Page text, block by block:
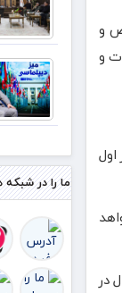
و
و
سرمایه ای سال ۱۴۰۳ انجام خواهد
از ۶ هزار و ۵۰۰ میلیارد ریال در
ما را در